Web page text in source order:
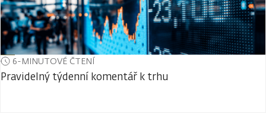
6-MINUTOVÉ ČTENÍ
Pravidelný týdenní komentář k trhu